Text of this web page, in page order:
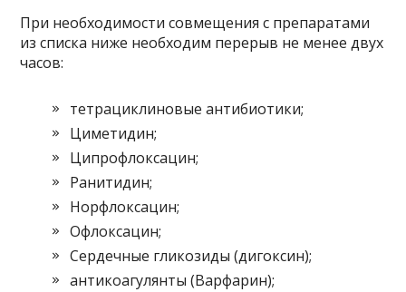
При необходимости совмещения с препаратами
из списка ниже необходим перерыв не менее двух
часов:
тетрациклиновые антибиотики;
Циметидин;
Ципрофлоксацин;
Ранитидин;
Норфлоксацин;
Офлоксацин;
Сердечные гликозиды (дигоксин);
антикоагулянты (Варфарин);